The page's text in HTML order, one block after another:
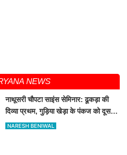
NEWS
नाथूसरी चौपटा साइंस सेमिनार: ढूकड़ा की
दिव्या प्रथम, गुड़िया खेड़ा के पंकज को दूसरा
स्थान
NARESH BENIWAL